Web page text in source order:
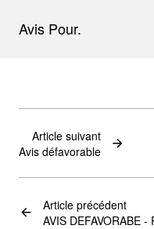
Avis Pour.
Article précédent
AVIS DEFAVORABE -
Article suivant
Avis défavorable